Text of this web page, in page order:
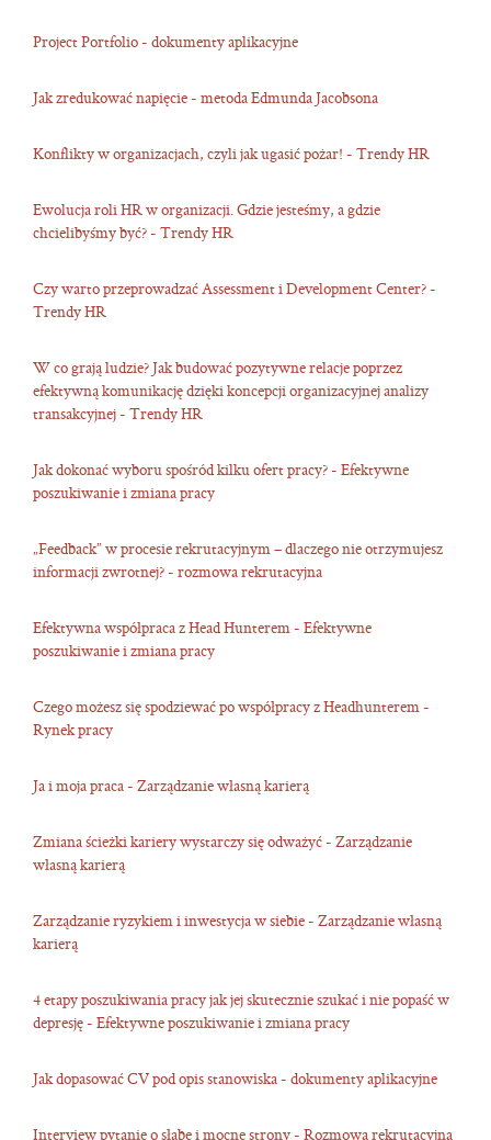
Project Portfolio - dokumenty aplikacyjne
Jak zredukować napięcie - metoda Edmunda Jacobsona
Konflikty w organizacjach, czyli jak ugasić pożar! - Trendy HR
Ewolucja roli HR w organizacji. Gdzie jesteśmy, a gdzie
chcielibyśmy być? - Trendy HR
Czy warto przeprowadzać Assessment i Development Center? -
Trendy HR
W co grają ludzie? Jak budować pozytywne relacje poprzez
efektywną komunikację dzięki koncepcji organizacyjnej analizy
transakcyjnej - Trendy HR
Jak dokonać wyboru spośród kilku ofert pracy? - Efektywne
poszukiwanie i zmiana pracy
„Feedback” w procesie rekrutacyjnym – dlaczego nie otrzymujesz
informacji zwrotnej? - rozmowa rekrutacyjna
Efektywna współpraca z Head Hunterem - Efektywne
poszukiwanie i zmiana pracy
Czego możesz się spodziewać po współpracy z Headhunterem -
Rynek pracy
Ja i moja praca - Zarządzanie własną karierą
Zmiana ścieżki kariery wystarczy się odważyć - Zarządzanie
własną karierą
Zarządzanie ryzykiem i inwestycja w siebie - Zarządzanie własną
karierą
4 etapy poszukiwania pracy jak jej skutecznie szukać i nie popaść w
depresję - Efektywne poszukiwanie i zmiana pracy
Jak dopasować CV pod opis stanowiska - dokumenty aplikacyjne
Interview pytanie o słabe i mocne strony - Rozmowa rekrutacyjna